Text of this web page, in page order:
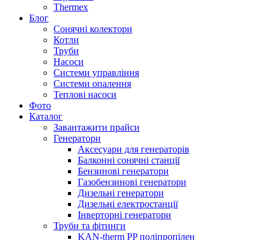
Thermex
Блог
Сонячні колектори
Котли
Труби
Насоси
Системи управління
Системи опалення
Теплові насоси
Фото
Каталог
Завантажити прайси
Генератори
Аксесуари для генераторів
Балконні сонячні станції
Бензинові генератори
Газобензинові генератори
Дизельні генератори
Дизельні електростанції
Інверторні генератори
Труби та фітинги
KAN-therm PP поліпропілен